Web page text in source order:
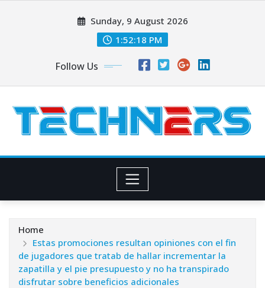
Sunday, 9 August 2026
1:52:19 PM
Follow Us
Home
Estas promociones resultan opiniones con el fin
de jugadores que tratab de hallar incrementar la
zapatilla y el pie presupuesto y no ha transpirado
disfrutar sobre beneficios adicionales